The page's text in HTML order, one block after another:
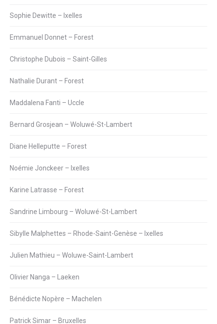
Sophie Dewitte – Ixelles
Emmanuel Donnet – Forest
Christophe Dubois – Saint-Gilles
Nathalie Durant – Forest
Maddalena Fanti – Uccle
Bernard Grosjean – Woluwé-St-Lambert
Diane Helleputte – Forest
Noémie Jonckeer – Ixelles
Karine Latrasse – Forest
Sandrine Limbourg – Woluwé-St-Lambert
Sibylle Malphettes – Rhode-Saint-Genèse – Ixelles
Julien Mathieu – Woluwe-Saint-Lambert
Olivier Nanga – Laeken
Bénédicte Nopère – Machelen
Patrick Simar – Bruxelles